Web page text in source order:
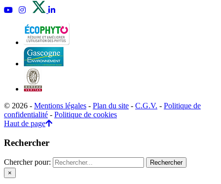
© 2026 - Mentions légales - Plan du site - C.G.V. - Politique de
confidentialité - Politique de cookies
Haut de page
Rechercher
Chercher pour:
×